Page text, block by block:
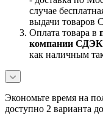
случае
выдачи товаров
Оплата товара в
компании СДЭК
как наличным
Экономьте время на
доступно 2 варианта